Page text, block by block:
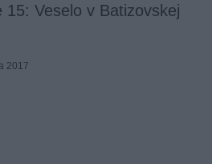
15: Veselo v Batizovskej
2017